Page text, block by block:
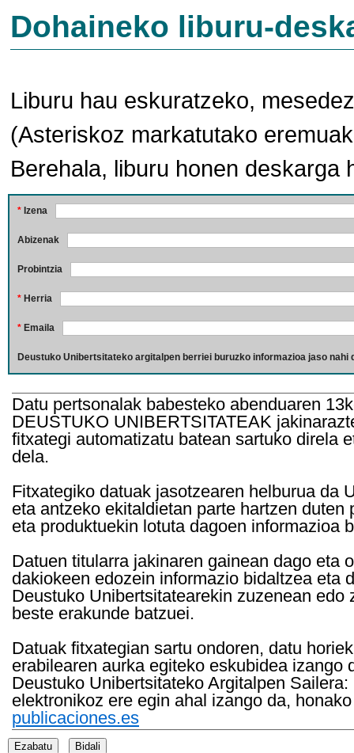
Dohaineko liburu-
Liburu hau eskuratzeko,
(Asteriskoz markatutako
Berehala, liburu honen deskarga
* Izena
Abizenak
Probintzia
* Herria
* Emaila
Deustuko Unibertsitateko argitalpen berriei buruzko informazioa jaso nahi
Datu pertsonalak babesteko abenduaren
DEUSTUKO UNIBERTSITATEAK
fitxategi automatizatu batean sartuko direla
dela.
Fitxategiko datuak jasotzearen helburua da
eta antzeko ekitaldietan parte hartzen
eta produktuekin lotuta dagoen informazioa
Datuen titularra jakinaren gainean dago eta
dakiokeen edozein informazio bidaltzea eta
Deustuko Unibertsitatearekin zuzenean
beste erakunde batzuei.
Datuak fitxategian sartu ondoren, datu
erabilearen aurka egiteko eskubidea
Deustuko Unibertsitateko Argitalpen
elektronikoz ere egin ahal izango da,
publicaciones.es
Ezabatu Bidali